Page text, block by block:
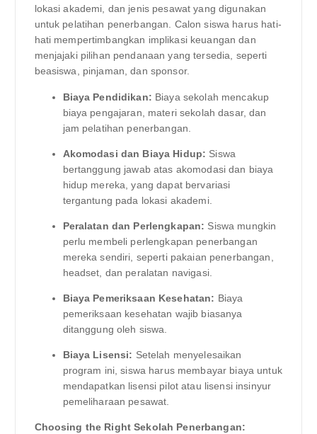
lokasi akademi, dan jenis pesawat yang digunakan
untuk pelatihan penerbangan. Calon siswa harus hati-
hati mempertimbangkan implikasi keuangan dan
menjajaki pilihan pendanaan yang tersedia, seperti
beasiswa, pinjaman, dan sponsor.
Biaya Pendidikan: Biaya sekolah mencakup
biaya pengajaran, materi sekolah dasar, dan
jam pelatihan penerbangan.
Akomodasi dan Biaya Hidup: Siswa
bertanggung jawab atas akomodasi dan biaya
hidup mereka, yang dapat bervariasi
tergantung pada lokasi akademi.
Peralatan dan Perlengkapan: Siswa mungkin
perlu membeli perlengkapan penerbangan
mereka sendiri, seperti pakaian penerbangan,
headset, dan peralatan navigasi.
Biaya Pemeriksaan Kesehatan: Biaya
pemeriksaan kesehatan wajib biasanya
ditanggung oleh siswa.
Biaya Lisensi: Setelah menyelesaikan
program ini, siswa harus membayar biaya untuk
mendapatkan lisensi pilot atau lisensi insinyur
pemeliharaan pesawat.
Choosing the Right Sekolah Penerbangan: